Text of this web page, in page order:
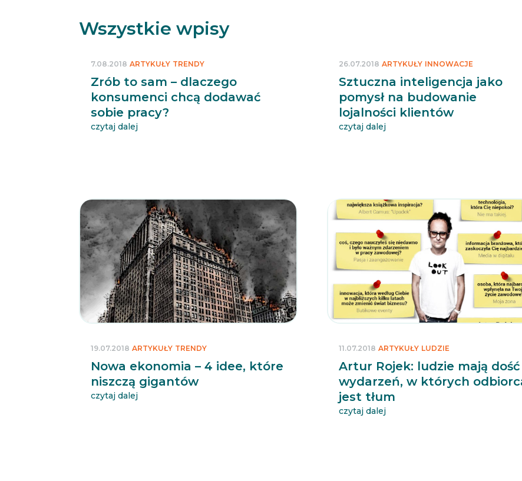
Wszystkie wpisy
Zrób to sam – dlaczego
konsumenci chcą dodawać
sobie pracy?
7.08.2018 ARTYKUŁY TRENDY
czytaj dalej
Sztuczna inteligencja jako
pomysł na budowanie
lojalności klientów
26.07.2018 ARTYKUŁY INNOWACJE
czytaj dalej
Nowa ekonomia – 4 idee, które
niszczą gigantów
19.07.2018 ARTYKUŁY TRENDY
czytaj dalej
Artur Rojek: ludzie mają dość
wydarzeń, w których
jest tłum
11.07.2018 ARTYKUŁY LUDZIE
czytaj dalej